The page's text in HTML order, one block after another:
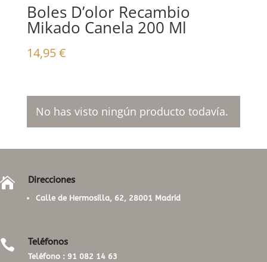
Boles D’olor Recambio
Mikado Canela 200 Ml
14,95€
No has visto ningún producto todavía.
 Direcciones
Calle de Hermosilla, 62, 28001 Madrid
 Teléfonos
Teléfono : 91 082 14 63